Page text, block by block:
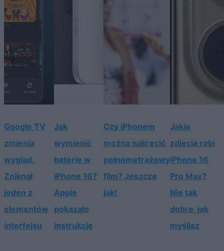
Google TV
zmienia
wygląd.
Zniknął
jeden z
elementów
interfejsu
Jak
wymienić
baterię w
iPhone 16?
Apple
pokazało
instrukcję
Czy iPhonem
można nakręcić
pełnometrażowy
film? Jeszcze
jak!
Jakie
zdjęcia robi
iPhone 16
Pro Max?
Nie tak
dobre, jak
myślisz